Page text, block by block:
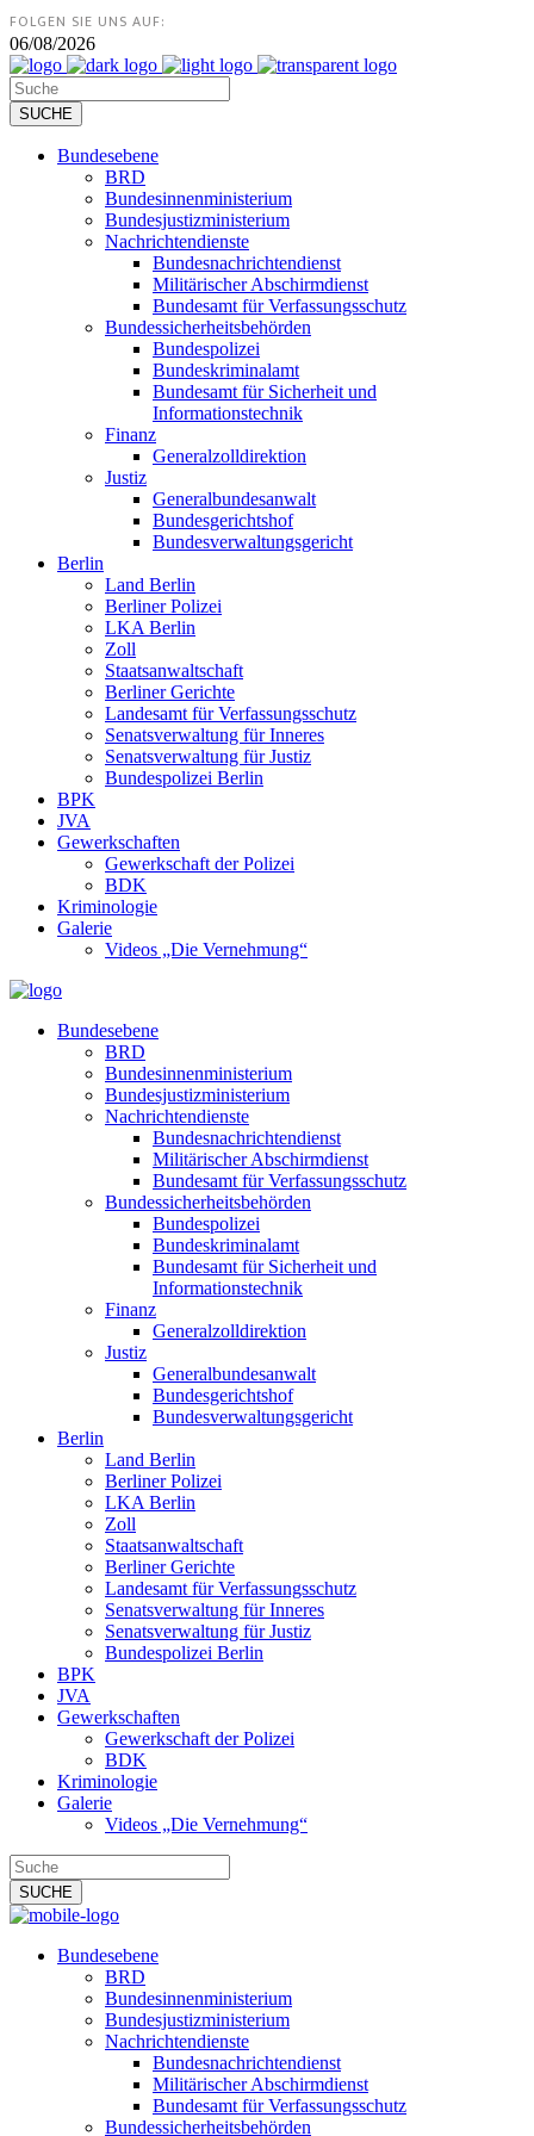
FOLGEN SIE UNS AUF:
06/08/2026
Bundesebene
BRD
Bundesinnenministerium
Bundesjustizministerium
Nachrichtendienste
Bundesnachrichtendienst
Militärischer Abschirmdienst
Bundesamt für Verfassungsschutz
Bundessicherheitsbehörden
Bundespolizei
Bundeskriminalamt
Bundesamt für Sicherheit und
Informationstechnik
Finanz
Generalzolldirektion
Justiz
Generalbundesanwalt
Bundesgerichtshof
Bundesverwaltungsgericht
Berlin
Land Berlin
Berliner Polizei
LKA Berlin
Zoll
Staatsanwaltschaft
Berliner Gerichte
Landesamt für Verfassungsschutz
Senatsverwaltung für Inneres
Senatsverwaltung für Justiz
Bundespolizei Berlin
BPK
JVA
Gewerkschaften
Gewerkschaft der Polizei
BDK
Kriminologie
Galerie
Videos „Die Vernehmung“
Bundesebene
BRD
Bundesinnenministerium
Bundesjustizministerium
Nachrichtendienste
Bundesnachrichtendienst
Militärischer Abschirmdienst
Bundesamt für Verfassungsschutz
Bundessicherheitsbehörden
Bundespolizei
Bundeskriminalamt
Bundesamt für Sicherheit und
Informationstechnik
Finanz
Generalzolldirektion
Justiz
Generalbundesanwalt
Bundesgerichtshof
Bundesverwaltungsgericht
Berlin
Land Berlin
Berliner Polizei
LKA Berlin
Zoll
Staatsanwaltschaft
Berliner Gerichte
Landesamt für Verfassungsschutz
Senatsverwaltung für Inneres
Senatsverwaltung für Justiz
Bundespolizei Berlin
BPK
JVA
Gewerkschaften
Gewerkschaft der Polizei
BDK
Kriminologie
Galerie
Videos „Die Vernehmung“
Bundesebene
BRD
Bundesinnenministerium
Bundesjustizministerium
Nachrichtendienste
Bundesnachrichtendienst
Militärischer Abschirmdienst
Bundesamt für Verfassungsschutz
Bundessicherheitsbehörden